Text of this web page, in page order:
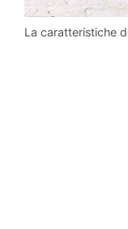
La caratteristiche